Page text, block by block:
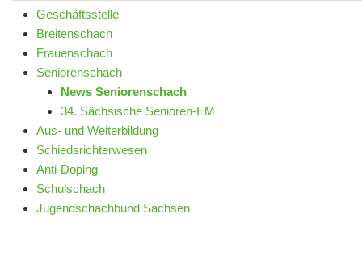
Geschäftsstelle
Breitenschach
Frauenschach
Seniorenschach
News Seniorenschach
34. Sächsische Senioren-EM
Aus- und Weiterbildung
Schiedsrichterwesen
Anti-Doping
Schulschach
Jugendschachbund Sachsen